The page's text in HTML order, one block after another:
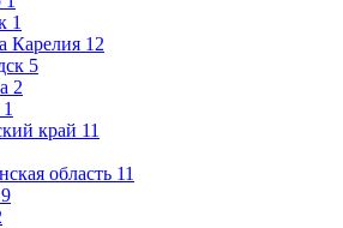
1
Карелия 12
5
2
1
край 11
область 11
9